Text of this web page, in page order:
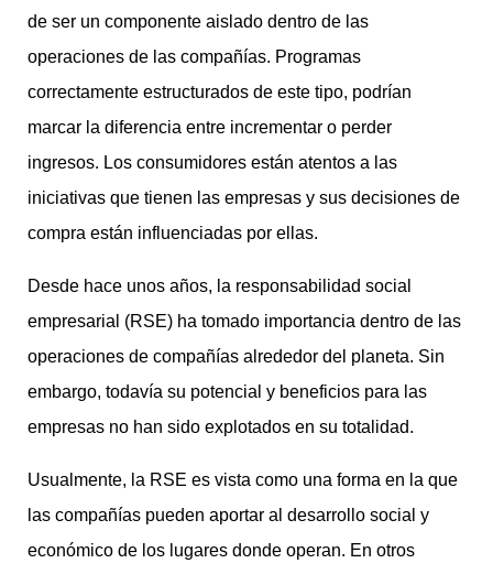
de ser un componente aislado dentro de las
operaciones de las compañías. Programas
correctamente estructurados de este tipo, podrían
marcar la diferencia entre incrementar o perder
ingresos. Los consumidores están atentos a las
iniciativas que tienen las empresas y sus decisiones de
compra están influenciadas por ellas.
Desde hace unos años, la responsabilidad social
empresarial (RSE) ha tomado importancia dentro de las
operaciones de compañías alrededor del planeta. Sin
embargo, todavía su potencial y beneficios para las
empresas no han sido explotados en su totalidad.
Usualmente, la RSE es vista como una forma en la que
las compañías pueden aportar al desarrollo social y
económico de los lugares donde operan. En otros